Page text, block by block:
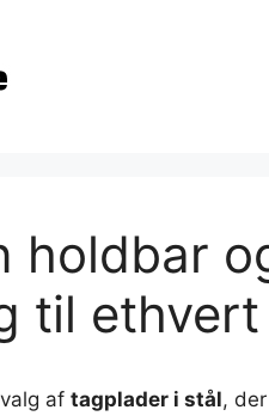
holdbar
til
af tagplader i stål,